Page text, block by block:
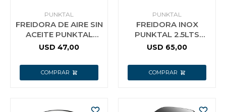
PUNKTAL
FREIDORA DE AIRE SIN
ACEITE PUNKTAL
4LTS 1400W
USD 47,00
PUNKTAL
FREIDORA INOX
PUNKTAL 2.5LTS
1800W FR105 F
USD 65,00